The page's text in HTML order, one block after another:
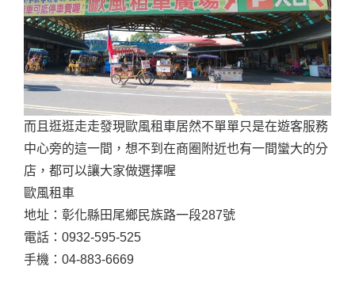
而且逛逛走走發現歐風租車居然不單單只是在遊客服務
中心旁的這一間，想不到在商圈附近也有一間蠻大的分
店，都可以讓大家做選擇喔
歐風租車
地址：彰化縣田尾鄉民族路一段287號
電話：0932-595-525
手機：04-883-6669